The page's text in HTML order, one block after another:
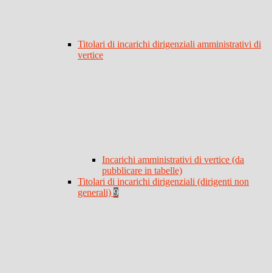
Titolari di incarichi dirigenziali amministrativi di
vertice
Incarichi amministrativi di vertice (da
pubblicare in tabelle)
Titolari di incarichi dirigenziali (dirigenti non
generali) 9